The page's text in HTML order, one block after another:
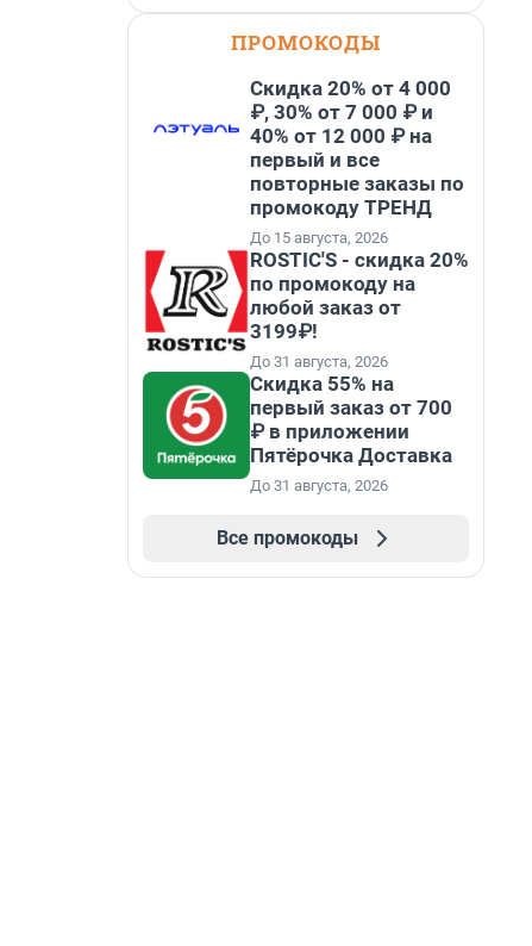
ПРОМОКОДЫ
Скидка 20% от 4 000
₽, 30% от 7 000 ₽ и
40% от 12 000 ₽ на
первый и все
повторные заказы по
промокоду ТРЕНД
До 15 августа, 2026
ROSTIC'S - скидка 20%
по промокоду на
любой заказ от
3199₽!
До 31 августа, 2026
Скидка 55% на
первый заказ от 700
₽ в приложении
Пятёрочка Доставка
До 31 августа, 2026
Все промокоды